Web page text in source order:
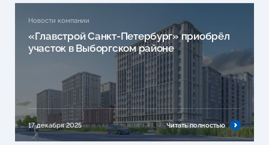
Новости компании
«Главстрой Санкт-Петербург» приобрёл
участок в Выборгском районе
17 декабря 2025 Читать полностью